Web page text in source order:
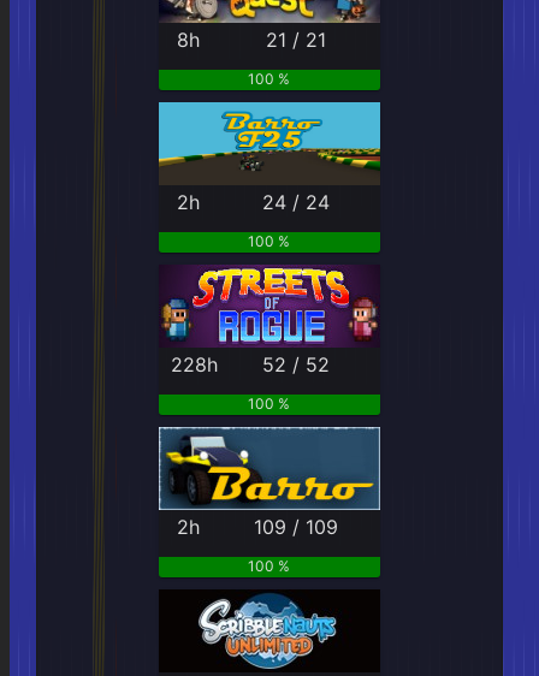
8h 21 / 21
100 %
2h 24 / 24
100 %
228h 52 / 52
100 %
2h 109 / 109
100 %